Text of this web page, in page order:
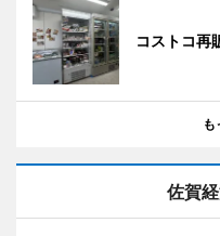
コストコ再
も
佐賀